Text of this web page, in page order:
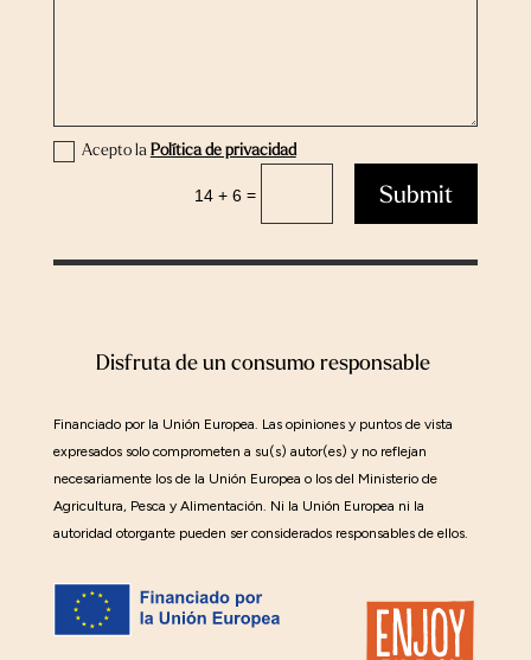
Acepto la Política de privacidad
14 + 6 = Submit
Disfruta de un consumo responsable
Financiado por la Unión Europea. Las opiniones y puntos de vista
expresados solo comprometen a su(s) autor(es) y no reflejan
necesariamente los de la Unión Europea o los del Ministerio de
Agricultura, Pesca y Alimentación. Ni la Unión Europea ni la
autoridad otorgante pueden ser considerados responsables de ellos.